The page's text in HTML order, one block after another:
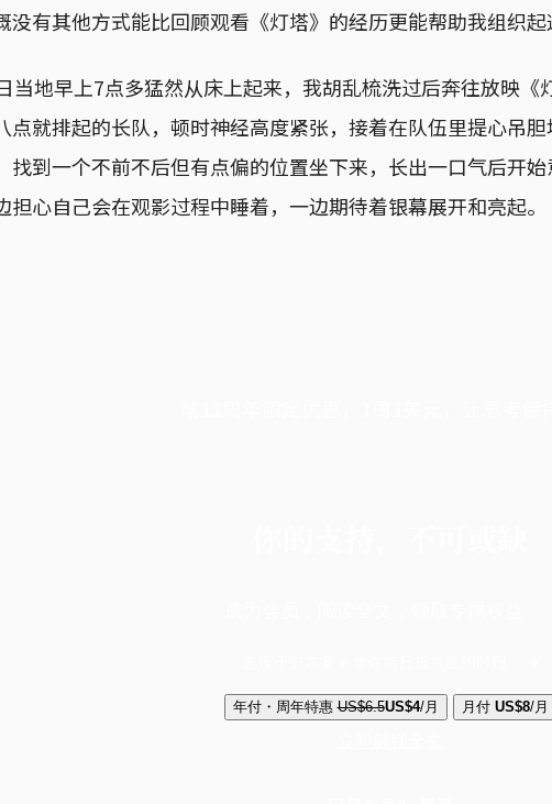
没有其他方式能比回顾观看《灯塔》的经历更能帮助我组织起
当地早上7点多猛然从床上起来，我胡乱梳洗过后奔往放映《
点就排起的长队，顿时神经高度紧张，接着在队伍里提心吊
找到一个不前不后但有点偏的位置坐下来，长出一口气后开始
担心自己会在观影过程中睡着，一边期待着银幕展开和亮起。
年付・周年特惠 US$6.5US$4/月 月付 US$8/月